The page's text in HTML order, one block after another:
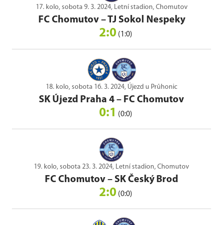
17. kolo, sobota 9. 3. 2024, Letní stadion, Chomutov
FC Chomutov–TJ Sokol Nespeky
2:0 (1:0)
18. kolo, sobota 16. 3. 2024, Újezd u Průhonic
SK Újezd Praha 4 – FC Chomutov
0:1 (0:0)
19. kolo, sobota 23. 3. 2024, Letní stadion, Chomutov
FC Chomutov – SK Český Brod
2:0 (0:0)